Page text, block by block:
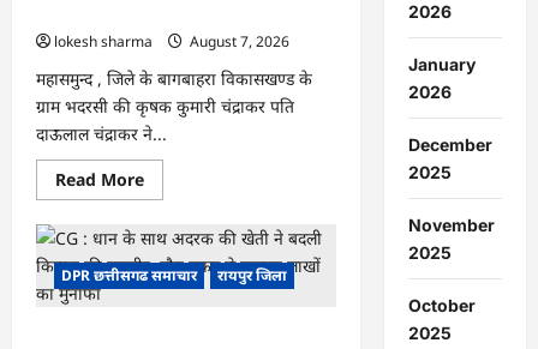
का
साक्षरता
के
उल्लास
के
रूप
में
मनाया
जाएगा
lokesh sharma
August 7, 2026
महासमुन्द , जिले के बागबाहरा विकासखण्ड के
ग्राम भदरसी की कृषक कुमारी चंद्राकर पति
दाऊलाल चंद्राकर ने...
Read MoreRead
more
CG
:
गेंदे
की
खेती
DPR छत्तीसगढ समाचार रायपुर जिला
2026
January
2026
December
2025
November
2025
October
2025